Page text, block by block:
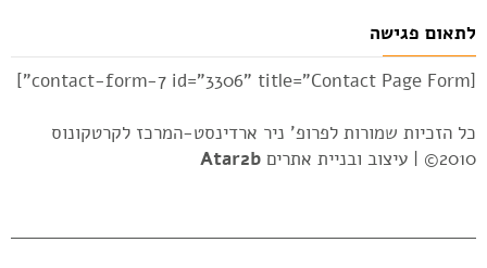
לתאום פגישה
[contact-form-7 id="3306" title="Contact Page Form"]
כל הזכיות שמורות לפרופ' ניר ארדינסט-המרכז לקרטקונוס
2010© |
עיצוב ובניית אתרים Atar2b